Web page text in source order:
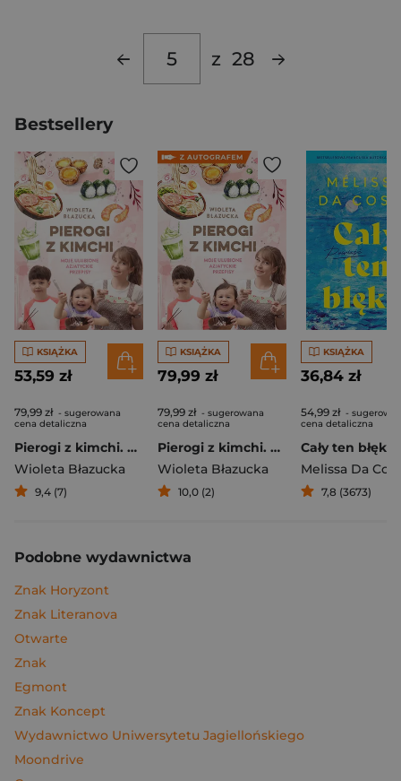
z 28
Bestsellery
KSIĄŻKA
53,59 zł
79,99 zł - sugerowana
cena detaliczna
Pierogi z kimchi. Moje ulubione azjatyckie przepisy
Wioleta Błazucka
9,4 (7)
KSIĄŻKA
79,99 zł
79,99 zł - sugerowana
cena detaliczna
Pierogi z kimchi. Moje ulubione azjatyckie przepisy - książka z autografem
Wioleta Błazucka
10,0 (2)
KSIĄŻKA
36,84 zł
54,99 zł -
cena detaliczna
Cały ten błękit
Melissa Da
7,8 (3673)
Podobne wydawnictwa
Znak Horyzont
Znak Literanova
Otwarte
Znak
Egmont
Znak Koncept
Wydawnictwo Uniwersytetu Jagiellońskiego
Moondrive